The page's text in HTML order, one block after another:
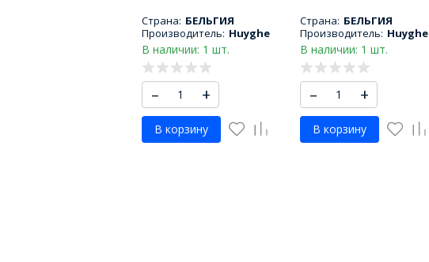
Страна: БЕЛЬГИЯ
Производитель: Huyghe
В наличии: 1 шт.
– +
В корзину
Страна: БЕЛЬГИЯ
Производитель: Huyghe
В наличии: 1 шт.
– +
В корзину